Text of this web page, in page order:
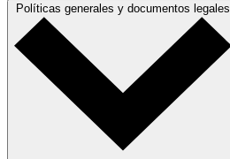
Políticas generales y documentos legales